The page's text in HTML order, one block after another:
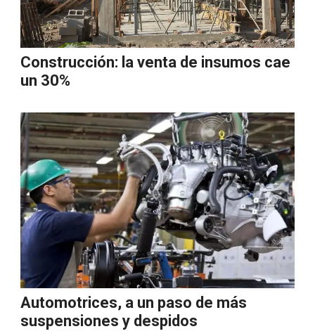
Construcción: la venta de insumos cae
un 30%
Automotrices, a un paso de más
suspensiones y despidos